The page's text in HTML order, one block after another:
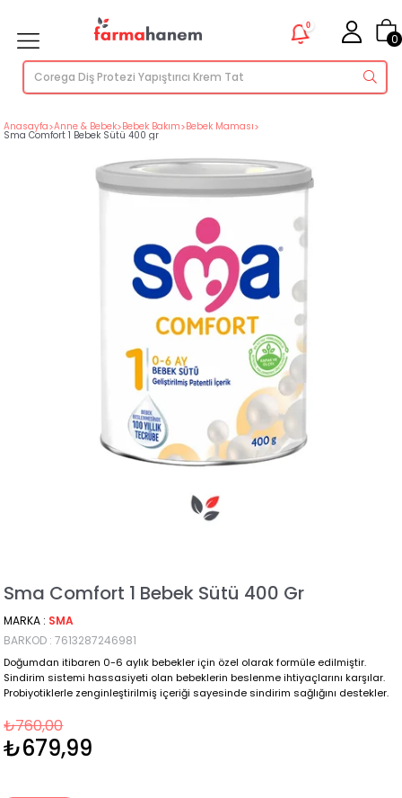
0
0
Anasayfa>Anne & Bebek>Bebek Bakım>Bebek Maması>
Sma Comfort 1 Bebek Sütü 400 gr
Sma Comfort 1 Bebek Sütü 400 Gr
MARKA : SMA
BARKOD : 7613287246981
Doğumdan itibaren 0-6 aylık bebekler için özel olarak formüle edilmiştir.
Sindirim sistemi hassasiyeti olan bebeklerin beslenme ihtiyaçlarını karşılar.
Probiyotiklerle zenginleştirilmiş içeriği sayesinde sindirim sağlığını destekler.
₺760,00
₺679,99